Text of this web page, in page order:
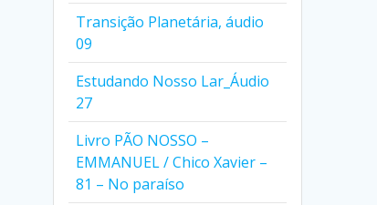
Transição Planetária, áudio
09
Estudando Nosso Lar_Áudio
27
Livro PÃO NOSSO –
EMMANUEL / Chico Xavier –
81 – No paraíso